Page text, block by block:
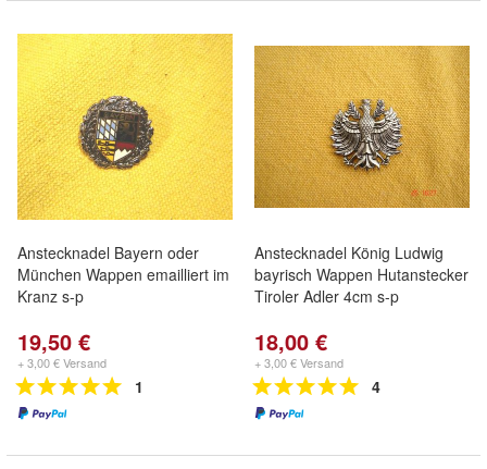
Anstecknadel Bayern oder
München Wappen emailliert im
Kranz s-p
19,50 €
+ 3,00 € Versand
1
Anstecknadel König Ludwig
bayrisch Wappen Hutanstecker
Tiroler Adler 4cm s-p
18,00 €
+ 3,00 € Versand
4